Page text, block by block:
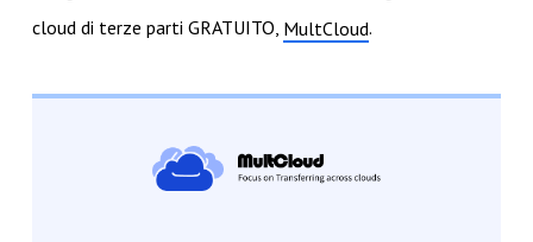
cloud di terze parti GRATUITO, MultCloud.